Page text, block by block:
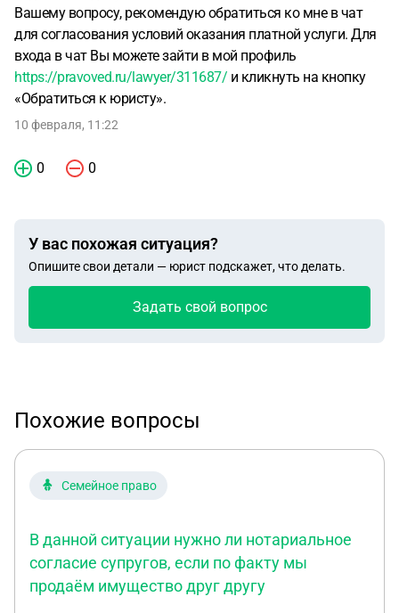
Вашему вопросу, рекомендую обратиться ко мне в чат
для согласования условий оказания платной услуги. Для
входа в чат Вы можете зайти в мой профиль
https://pravoved.ru/lawyer/311687/ и кликнуть на кнопку
«Обратиться к юристу».
10 февраля, 11:22
0 0
У вас похожая ситуация?
Опишите свои детали — юрист подскажет, что делать.
Задать свой вопрос
Похожие вопросы
Семейное право
В данной ситуации нужно ли нотариальное
согласие супругов, если по факту мы
продаём имущество друг другу